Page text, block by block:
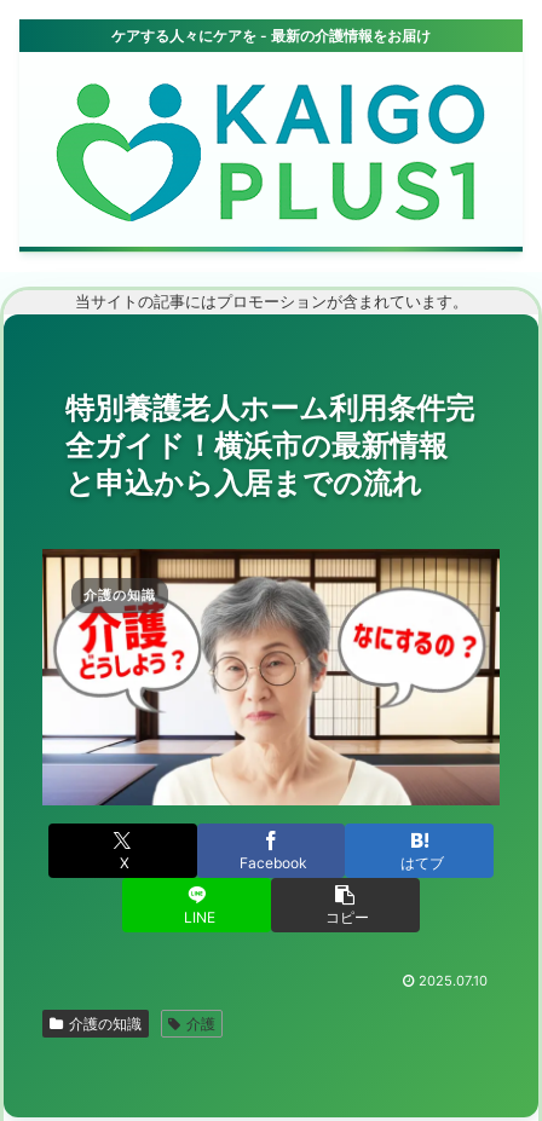
当サイトの記事にはプロモーションが含まれています。
特別養護老人ホーム利用条件完
全ガイド！横浜市の最新情報
と申込から入居までの流れ
介護の知識
X Facebook はてブ
LINE コピー
2025.07.10
介護の知識 介護